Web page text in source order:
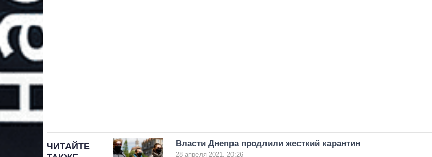
ЧИТАЙТЕ
Власти Днепра продлили жесткий карантин
28 апреля 2021, 20:26